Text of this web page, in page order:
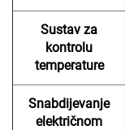
Sustav za
kontrolu
temperature
Snabdijevanje
električnom